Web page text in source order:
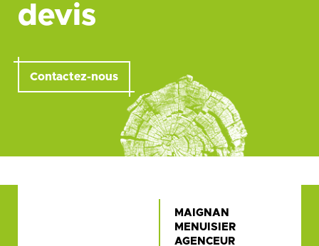
devis
Contactez-nous
MAIGNAN
MENUISIER
AGENCEUR